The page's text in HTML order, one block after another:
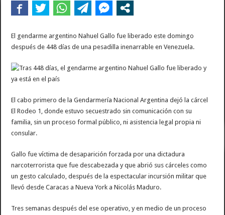
El gendarme argentino Nahuel Gallo fue liberado este domingo
después de 448 días de una pesadilla inenarrable en Venezuela.
El cabo primero de la Gendarmería Nacional Argentina dejó la cárcel
El Rodeo 1, donde estuvo secuestrado sin comunicación con su
familia, sin un proceso formal público, ni asistencia legal propia ni
consular.
Gallo fue víctima de desaparición forzada por una dictadura
narcoterrorista que fue descabezada y que abrió sus cárceles como
un gesto calculado, después de la espectacular incursión militar que
llevó desde Caracas a Nueva York a Nicolás Maduro.
Tres semanas después del ese operativo, y en medio de un proceso